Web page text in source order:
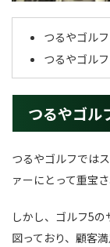
つるやゴル
つるやゴル
つるやゴル
つるやゴルフでは
ァーにとって重宝さ
しかし、ゴルフ5
図っており、顧客